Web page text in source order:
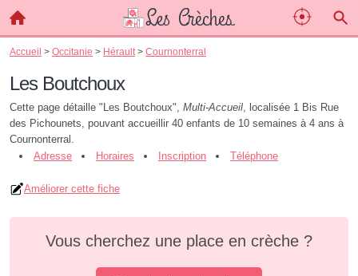
Accueil > Occitanie > Hérault > Cournonterral
Les Boutchoux
Cette page détaille "Les Boutchoux", Multi-Accueil, localisée 1 Bis Rue
des Pichounets, pouvant accueillir 40 enfants de 10 semaines à 4 ans à
Cournonterral.
Adresse
Horaires Inscription Téléphone
Améliorer cette fiche
Vous cherchez une place en crèche ?